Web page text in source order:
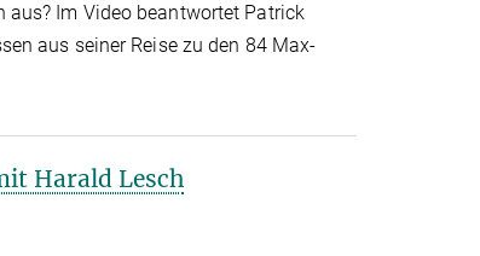
aus? Im Video beantwortet Patrick
aus seiner Reise zu den 84 Max-
Harald Lesch